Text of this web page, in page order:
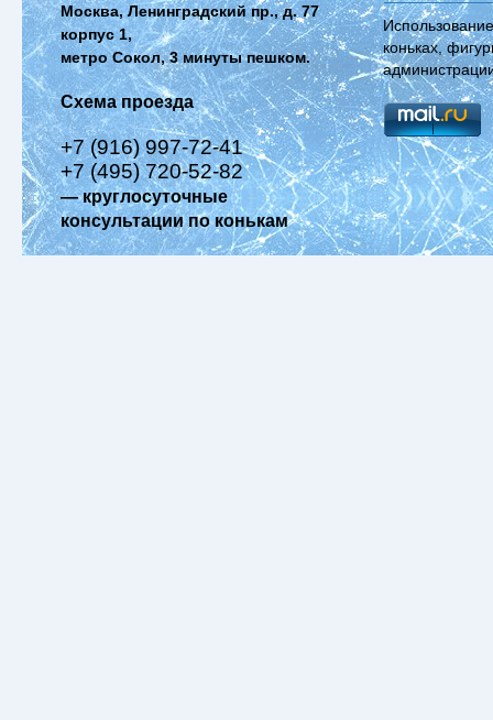
Москва, Ленинградский пр., д. 77
корпус 1,
метро Сокол, 3 минуты пешком.
Схема проезда
+7 (916) 997-72-41
+7 (495) 720-52-82
— круглосуточные
консультации по конькам
коньках,